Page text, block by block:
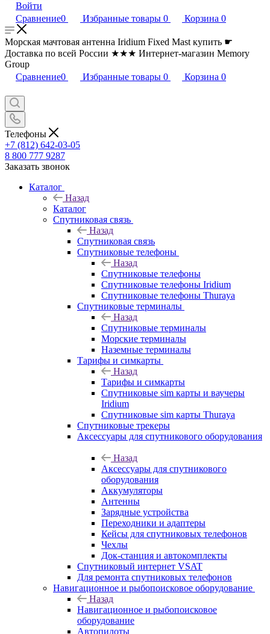
Войти
Сравнение0 Избранные товары 0 Корзина 0
Морская мачтовая антенна Iridium Fixed Mast купить ☛
Доставка по всей России ★★★ Интернет-магазин Memory
Group
Сравнение0 Избранные товары 0 Корзина 0
Телефоны
+7 (812) 642-03-05
8 800 777 9287
Заказать звонок
Каталог
Назад
Каталог
Спутниковая связь
Назад
Спутниковая связь
Спутниковые телефоны
Назад
Спутниковые телефоны
Спутниковые телефоны Iridium
Спутниковые телефоны Thuraya
Спутниковые терминалы
Назад
Спутниковые терминалы
Морские терминалы
Наземные терминалы
Тарифы и симкарты
Назад
Тарифы и симкарты
Спутниковые sim карты и ваучеры
Iridium
Спутниковые sim карты Thuraya
Спутниковые трекеры
Аксессуары для спутникового оборудования
Назад
Аксессуары для спутникового
оборудования
Аккумуляторы
Антенны
Зарядные устройства
Переходники и адаптеры
Кейсы для спутниковых телефонов
Чехлы
Док-станция и автокомплекты
Спутниковый интернет VSAT
Для ремонта спутниковых телефонов
Навигационное и рыбопоисковое оборудование
Назад
Навигационное и рыбопоисковое
оборудование
Автопилоты